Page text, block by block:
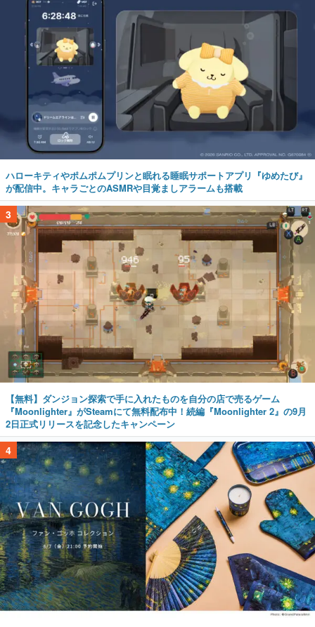
ハローキティやポムポムプリンと眠れる睡眠サポートアプリ『ゆめたび』
が配信中。キャラごとのASMRや目覚ましアラームも搭載
3
【無料】ダンジョン探索で手に入れたものを自分の店で売るゲーム
『Moonlighter』がSteamにて無料配布中！続編『Moonlighter 2』の9月
2日正式リリースを記念したキャンペーン
4